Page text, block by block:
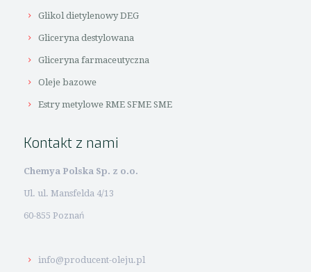
Glikol dietylenowy DEG
Gliceryna destylowana
Gliceryna farmaceutyczna
Oleje bazowe
Estry metylowe RME SFME SME
Kontakt z nami
Chemya Polska Sp. z o.o.
Ul. ul. Mansfelda 4/13
60-855 Poznań
info@producent-oleju.pl